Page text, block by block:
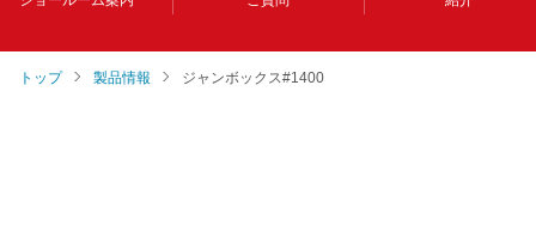
トップ 製品情報 ジャンボックス#1400